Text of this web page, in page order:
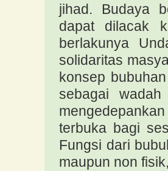
jihad. Budaya
dapat dilacak
berlakunya
solidaritas
konsep
sebagai
terbuka bagi
Fungsi dari
maupun non